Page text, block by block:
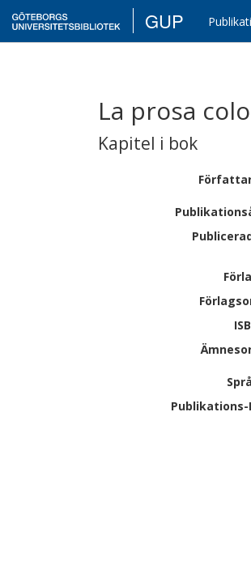
GUP
La prosa
Kapitel i bok
Publikations-